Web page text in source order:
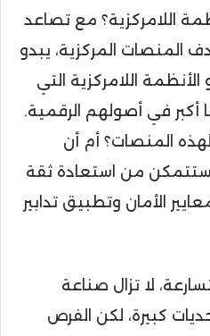
اللامركزية؟ مع تصاعد
المنصات المركزية، يبدو
اللامركزية التي
في أصولهم الرقمية.
المنصات؟ أم أن
ستتمكن من استعادة ثقة
الأمان وتطبيق تدابير
لا تزال صناعة
كبيرة، لكن الفرص